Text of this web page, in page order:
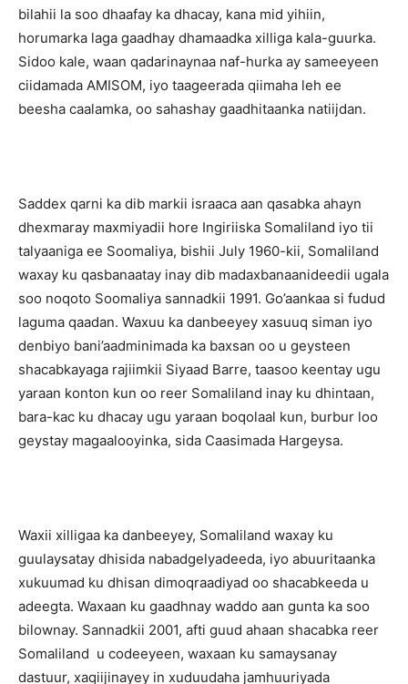
bilahii la soo dhaafay ka dhacay, kana mid yihiin,
horumarka laga gaadhay dhamaadka xilliga kala-guurka.
Sidoo kale, waan qadarinaynaa naf-hurka ay sameeyeen
ciidamada AMISOM, iyo taageerada qiimaha leh ee
beesha caalamka, oo sahashay gaadhitaanka natiijdan.
Saddex qarni ka dib markii israaca aan qasabka ahayn
dhexmaray maxmiyadii hore Ingiriiska Somaliland iyo tii
talyaaniga ee Soomaliya, bishii July 1960-kii, Somaliland
waxay ku qasbanaatay inay dib madaxbanaanideedii ugala
soo noqoto Soomaliya sannadkii 1991. Go’aankaa si fudud
laguma qaadan. Waxuu ka danbeeyey xasuuq siman iyo
denbiyo bani’aadminimada ka baxsan oo u geysteen
shacabkayaga rajiimkii Siyaad Barre, taasoo keentay ugu
yaraan konton kun oo reer Somaliland inay ku dhintaan,
bara-kac ku dhacay ugu yaraan boqolaal kun, burbur loo
geystay magaalooyinka, sida Caasimada Hargeysa.
Waxii xilligaa ka danbeeyey, Somaliland waxay ku
guulaysatay dhisida nabadgelyadeeda, iyo abuuritaanka
xukuumad ku dhisan dimoqraadiyad oo shacabkeeda u
adeegta. Waxaan ku gaadhnay waddo aan gunta ka soo
bilownay. Sannadkii 2001, afti guud ahaan shacabka reer
Somaliland u codeeyeen, waxaan ku samaysanay
dastuur, xaqiijinayey in xuduudaha jamhuuriyada